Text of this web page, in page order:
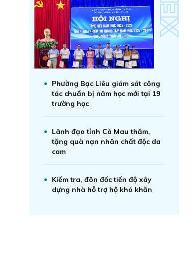
Phường Bạc Liêu giám sát công
tác chuẩn bị năm học mới tại 19
trường học
Lãnh đạo tỉnh Cà Mau thăm,
tặng quà nạn nhân chất độc da
cam
Kiểm tra, đôn đốc tiến độ xây
dựng nhà hỗ trợ hộ khó khăn